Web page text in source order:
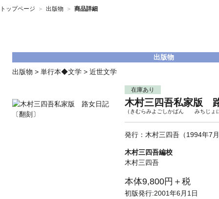
トップページ ＞ 出版物 ＞ 商品詳細
出版物
出版物 > 単行本◆文学 > 近世文学
在庫あり
木村三四吾私家版
（きむらみよごしかばん みちじょ
発行：木村三四吾（1994年7
木村三四吾編校
木村三四吾
本体9,800円＋税
初版発行:2001年6月1日